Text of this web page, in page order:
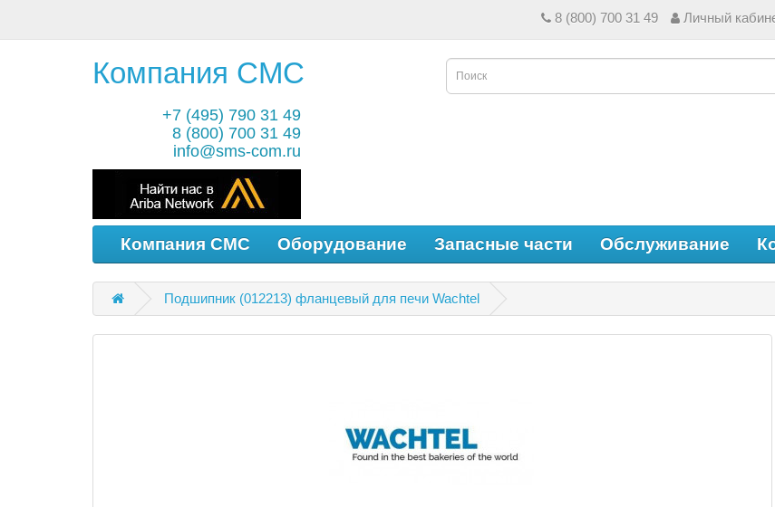
8 (800) 700 31 49 Личный
Компания СМС
+7 (495) 790 31 49
8 (800) 700 31 49
info@sms-com.ru
Компания СМС Оборудование Запасные части Обслуживание
Подшипник (012213) фланцевый для печи Wachtel